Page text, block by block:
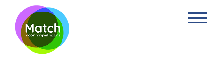
Home
Activiteiten